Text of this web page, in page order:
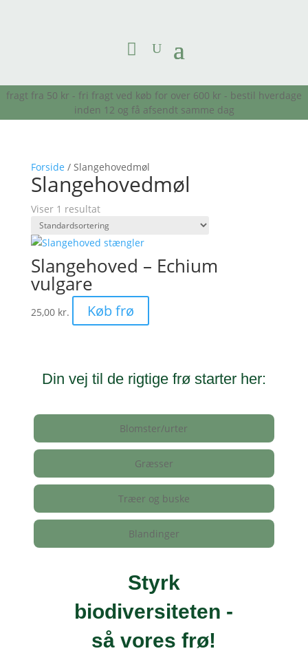
fragt fra 50 kr - fri fragt ved køb for over 600 kr - bestil hverdage
inden 12 og få afsendt samme dag
Forside / Slangehovedmøl
Slangehovedmøl
Viser 1 resultat
Slangehoved – Echium
vulgare
25,00 kr. Køb frø
Din vej til de rigtige frø starter her:
Blomster/urter
Græsser
Træer og buske
Blandinger
Styrk
biodiversiteten -
så vores frø!